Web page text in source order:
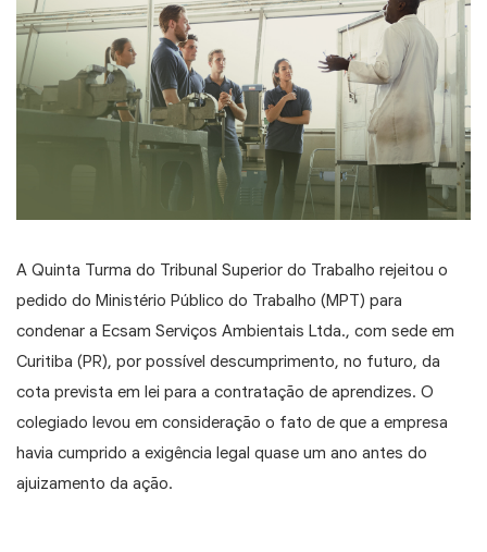
A Quinta Turma do Tribunal Superior do Trabalho rejeitou o
pedido do Ministério Público do Trabalho (MPT) para
condenar a Ecsam Serviços Ambientais Ltda., com sede em
Curitiba (PR), por possível descumprimento, no futuro, da
cota prevista em lei para a contratação de aprendizes. O
colegiado levou em consideração o fato de que a empresa
havia cumprido a exigência legal quase um ano antes do
ajuizamento da ação.